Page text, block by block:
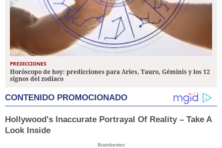
PREDICCIONES
Horóscopo de hoy: predicciones para Aries, Tauro, Géminis y los 12
signos del zodiaco
CONTENIDO PROMOCIONADO
Hollywood's Inaccurate Portrayal Of Reality – Take A
Look Inside
Brainberries